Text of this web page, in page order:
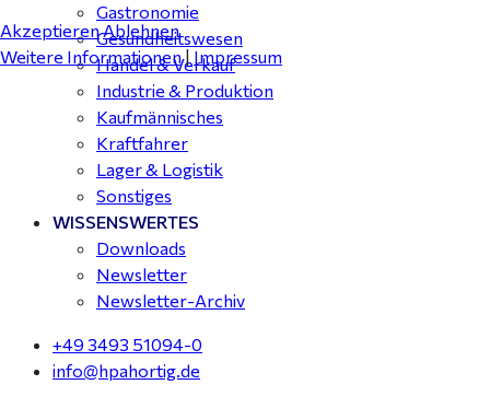
Gastronomie
Gesundheitswesen
Handel & Verkauf
Industrie & Produktion
Kaufmännisches
Kraftfahrer
Lager & Logistik
Sonstiges
WISSENSWERTES
Downloads
Newsletter
Newsletter-Archiv
+49 3493 51094-0
info@hpahortig.de
AkzeptierenAblehnen
Weitere Informationen| Impressum